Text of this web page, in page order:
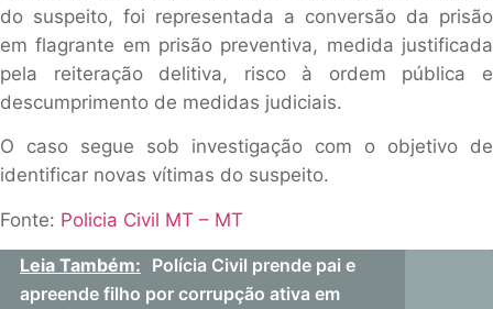
do suspeito, foi representada a conversão da prisão
em flagrante em prisão preventiva, medida justificada
pela reiteração delitiva, risco à ordem pública e
descumprimento de medidas judiciais.
O caso segue sob investigação com o objetivo de
identificar novas vítimas do suspeito.
Fonte: Policia Civil MT – MT
Leia Também: Polícia Civil prende pai e
apreende filho por corrupção ativa em